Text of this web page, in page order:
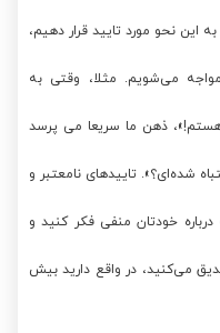
نحو مورد تایید قرار دهیم،
مواجه می‌شویم. مثلا، وقتی به
ذهن ما سریعا می پرسد
تاییدهای نامعتبر و
خودتان منفی فکر کنید و
می‌کنید، در واقع دارید بیش